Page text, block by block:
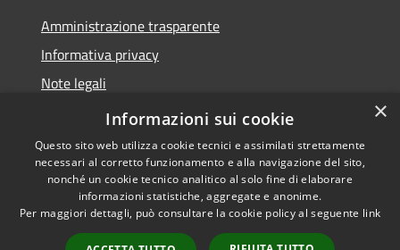
Amministrazione trasparente
Informativa privacy
Note legali
Dichiarazione di accessibilità
Accessibilità
Copyright © 2026 • Comune di
Torrita Tiberina • Powered by
Municipium• Accesso
×
Informazioni sui cookie
Questo sito web utilizza cookie tecnici e assimilati strettamente
necessari al corretto funzionamento e alla navigazione del sito,
nonché un cookie tecnico analitico al solo fine di elaborare
informazioni statistiche, aggregate e anonime.
Per maggiori dettagli, può consultare la cookie policy al seguente link